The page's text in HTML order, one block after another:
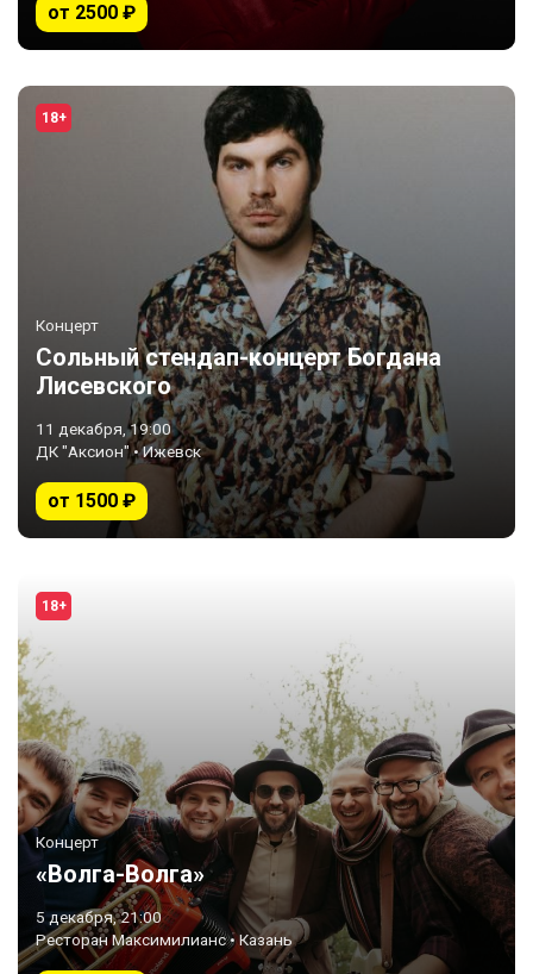
от 2500 ₽
18+
Концерт
Сольный стендап-концерт Богдана
Лисевского
11 декабря, 19:00
ДК "Аксион" • Ижевск
от 1500 ₽
18+
Концерт
«Волга-Волга»
5 декабря, 21:00
Ресторан Максимилианс • Казань